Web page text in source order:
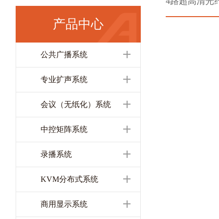
产品中心
公共广播系统
专业扩声系统
会议（无纸化）系统
中控矩阵系统
录播系统
KVM分布式系统
商用显示系统